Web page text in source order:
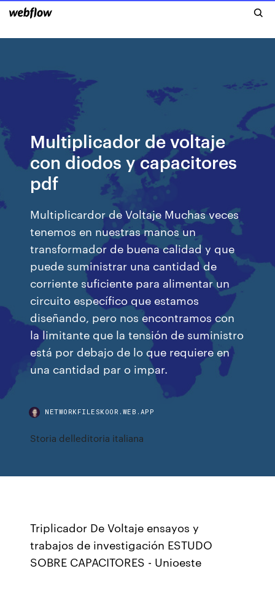
Multiplicador de voltaje
con diodos y capacitores
pdf
Multiplicardor de Voltaje Muchas veces
tenemos en nuestras manos un
transformador de buena calidad y que
puede suministrar una cantidad de
corriente suficiente para alimentar un
circuito específico que estamos
diseñando, pero nos encontramos con
la limitante que la tensión de suministro
está por debajo de lo que requiere en
una cantidad par o impar.
NETWORKFILESKOOR.WEB.APP
Storia delleditoria italiana
Triplicador De Voltaje ensayos y
trabajos de investigación ESTUDO
SOBRE CAPACITORES - Unioeste